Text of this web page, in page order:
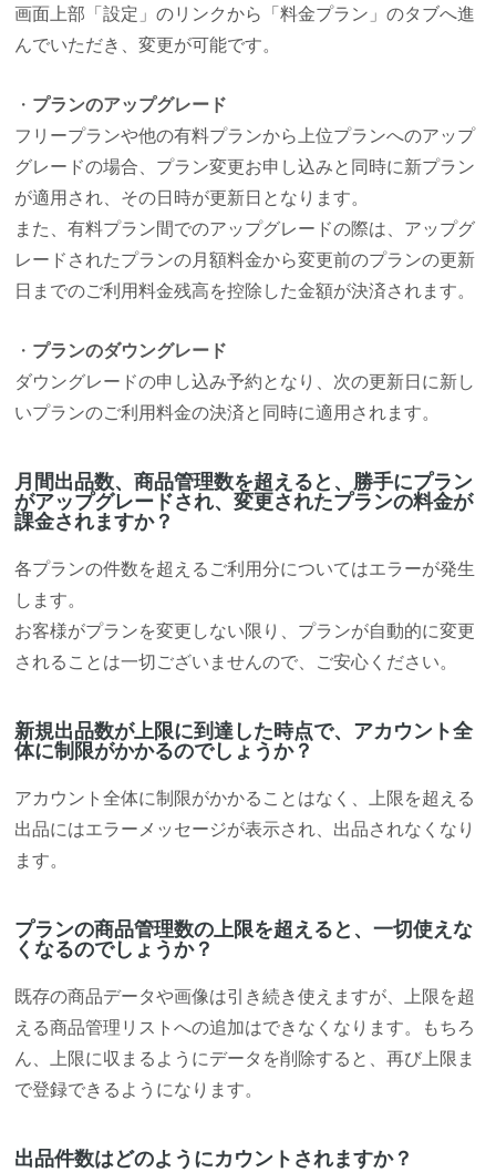
画面上部「設定」のリンクから「料金プラン」のタブへ進
んでいただき、変更が可能です。
・ プランのアップグレード
フリープランや他の有料プランから上位プランへのアップ
グレードの場合、プラン変更お申し込みと同時に新プラン
が適用され、その日時が更新日となります。
また、有料プラン間でのアップグレードの際は、アップグ
レードされたプランの月額料金から変更前のプランの更新
日までのご利用料金残高を控除した金額が決済されます。
・ プランのダウングレード
ダウングレードの申し込み予約となり、次の更新日に新し
いプランのご利用料金の決済と同時に適用されます。
月間出品数、商品管理数を超えると、勝手にプラン
がアップグレードされ、変更されたプランの料金が
課金されますか？
各プランの件数を超えるご利用分についてはエラーが発生
します。
お客様がプランを変更しない限り、プランが自動的に変更
されることは一切ございませんので、ご安心ください。
新規出品数が上限に到達した時点で、アカウント全
体に制限がかかるのでしょうか？
アカウント全体に制限がかかることはなく、上限を超える
出品にはエラーメッセージが表示され、出品されなくなり
ます。
プランの商品管理数の上限を超えると、一切使えな
くなるのでしょうか？
既存の商品データや画像は引き続き使えますが、上限を超
える商品管理リストへの追加はできなくなります。もちろ
ん、上限に収まるようにデータを削除すると、再び上限ま
で登録できるようになります。
出品件数はどのようにカウントされますか？